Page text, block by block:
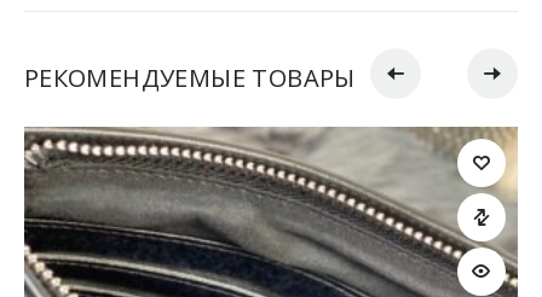
РЕКОМЕНДУЕМЫЕ ТОВАРЫ